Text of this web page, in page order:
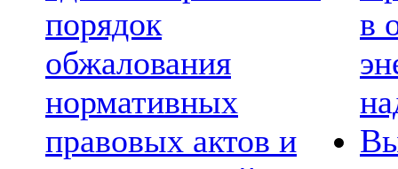
порядок
обжалования
нормативных
правовых актов и
в